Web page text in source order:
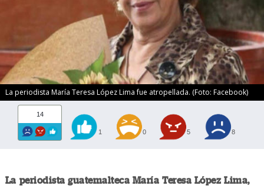
La periodista María Teresa López Lima fue atropellada. (Foto: Facebook)
14
1 0 5 8
La periodista guatemalteca María Teresa López Lima,